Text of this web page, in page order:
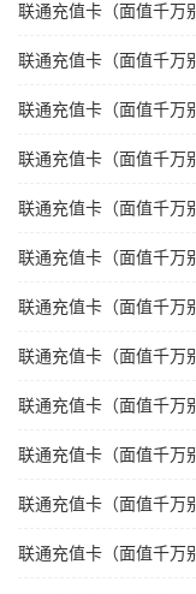
联通充值卡（面值千万
联通充值卡（面值千万
联通充值卡（面值千万
联通充值卡（面值千万
联通充值卡（面值千万
联通充值卡（面值千万
联通充值卡（面值千万
联通充值卡（面值千万
联通充值卡（面值千万
联通充值卡（面值千万
联通充值卡（面值千万
联通充值卡（面值千万